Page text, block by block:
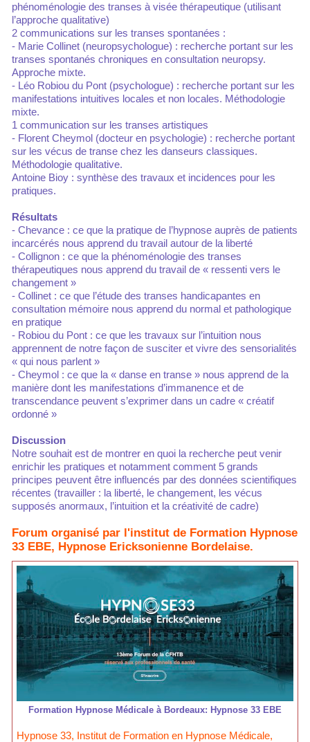
phénoménologie des transes à visée thérapeutique (utilisant
l’approche qualitative)
2 communications sur les transes spontanées :
- Marie Collinet (neuropsychologue) : recherche portant sur les
transes spontanés chroniques en consultation neuropsy.
Approche mixte.
- Léo Robiou du Pont (psychologue) : recherche portant sur les
manifestations intuitives locales et non locales. Méthodologie
mixte.
1 communication sur les transes artistiques
- Florent Cheymol (docteur en psychologie) : recherche portant
sur les vécus de transe chez les danseurs classiques.
Méthodologie qualitative.
Antoine Bioy : synthèse des travaux et incidences pour les
pratiques.
Résultats
- Chevance : ce que la pratique de l’hypnose auprès de patients
incarcérés nous apprend du travail autour de la liberté
- Collignon : ce que la phénoménologie des transes
thérapeutiques nous apprend du travail de « ressenti vers le
changement »
- Collinet : ce que l’étude des transes handicapantes en
consultation mémoire nous apprend du normal et pathologique
en pratique
- Robiou du Pont : ce que les travaux sur l’intuition nous
apprennent de notre façon de susciter et vivre des sensorialités
« qui nous parlent »
- Cheymol : ce que la « danse en transe » nous apprend de la
manière dont les manifestations d’immanence et de
transcendance peuvent s’exprimer dans un cadre « créatif
ordonné »
Discussion
Notre souhait est de montrer en quoi la recherche peut venir
enrichir les pratiques et notamment comment 5 grands
principes peuvent être influencés par des données scientifiques
récentes (travailler : la liberté, le changement, les vécus
supposés anormaux, l’intuition et la créativité de cadre)
Forum organisé par l'institut de Formation Hypnose
33 EBE, Hypnose Ericksonienne Bordelaise.
Formation Hypnose Médicale à Bordeaux: Hypnose 33 EBE
Hypnose 33, Institut de Formation en Hypnose Médicale,